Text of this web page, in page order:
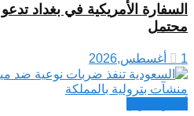
السفارة الأمريكية في بغداد
محتمل
1 أغسطس,2026